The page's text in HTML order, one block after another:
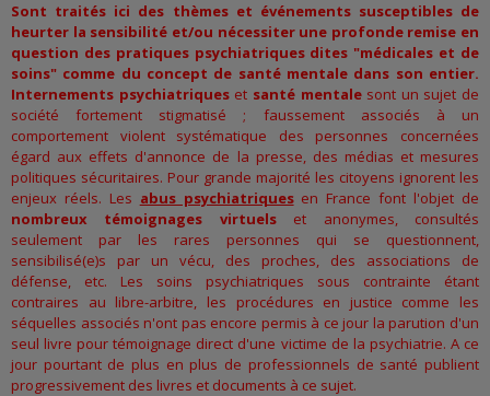
Sont traités ici des thèmes et événements susceptibles de
heurter la sensibilité et/ou nécessiter une profonde remise en
question des pratiques psychiatriques dites "médicales et de
soins" comme du concept de santé mentale dans son entier.
Internements psychiatriqueset santé mentalesont un sujet de
société fortement stigmatisé ; faussement associés à un
comportement violent systématique des personnes concernées
égard aux effets d'annonce de la presse, des médias et mesures
politiques sécuritaires. Pour grande majorité les citoyens ignorent les
enjeux réels. Les abus psychiatriquesen France font l'objet de
nombreux témoignages virtuelset anonymes, consultés
seulement par les rares personnes qui se questionnent,
sensibilisé(e)s par un vécu, des proches, des associations de
défense, etc. Les soins psychiatriques sous contrainte étant
contraires au libre-arbitre, les procédures en justice comme les
séquelles associés n'ont pas encore permis à ce jour la parution d'un
seul livre pour témoignage direct d'une victime de la psychiatrie. A ce
jour pourtant de plus en plus de professionnels de santé publient
progressivement des livres et documents à ce sujet.